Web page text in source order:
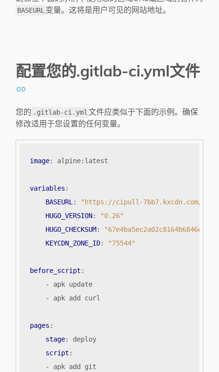
BASEURL 变量。这将是用户可见的网站地址。
配置您的.gitlab-ci.yml文件
您的 .gitlab-ci.yml 文件应类似于下面的示例。确保
修改适用于您设置的任何变量。
image: alpine:latest
variables :
BASEURL :
"https://cipull-7bb7.kxcdn.com/"
HUGO_VERSION:
"0.26"
HUGO_CHECKSUM:
KEYCDN_ZONE_ID: "75544"
before_script :
- apk update
- apk add curl
pages :
stage:
deploy
script :
- apk add git